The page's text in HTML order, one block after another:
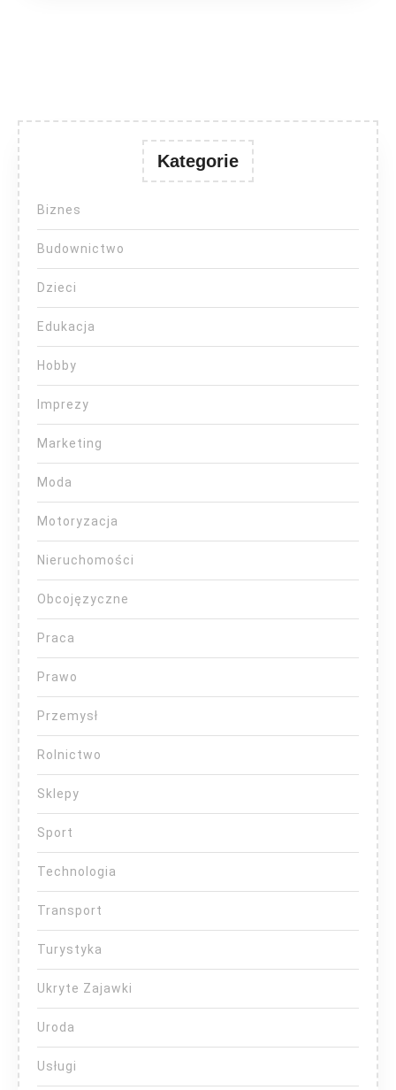
Kategorie
Biznes
Budownictwo
Dzieci
Edukacja
Hobby
Imprezy
Marketing
Moda
Motoryzacja
Nieruchomości
Obcojęzyczne
Praca
Prawo
Przemysł
Rolnictwo
Sklepy
Sport
Technologia
Transport
Turystyka
Ukryte Zajawki
Uroda
Usługi